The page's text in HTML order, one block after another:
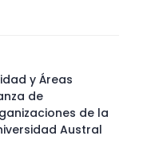
y Áreas
de
de la
Austral